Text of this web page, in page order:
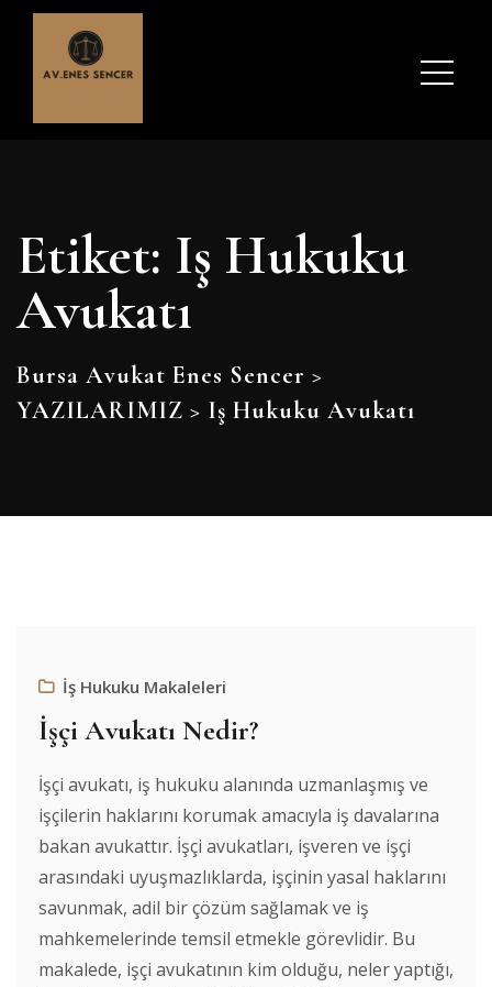
Etiket: Iş Hukuku
Avukatı
Bursa Avukat Enes Sencer >
YAZILARIMIZ > Iş Hukuku Avukatı
İş Hukuku Makaleleri
İşçi Avukatı Nedir?
İşçi avukatı, iş hukuku alanında uzmanlaşmış ve
işçilerin haklarını korumak amacıyla iş davalarına
bakan avukattır. İşçi avukatları, işveren ve işçi
arasındaki uyuşmazlıklarda, işçinin yasal haklarını
savunmak, adil bir çözüm sağlamak ve iş
mahkemelerinde temsil etmekle görevlidir. Bu
makalede, işçi avukatının kim olduğu, neler yaptığı,